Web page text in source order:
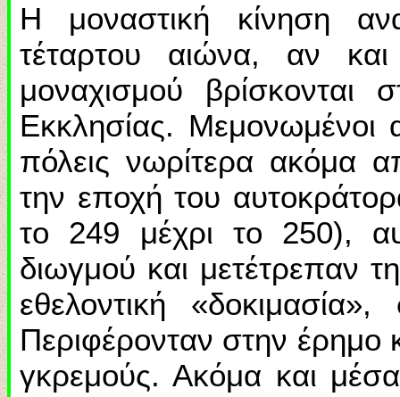
Η μοναστική κίνηση
τέταρτου αιώνα, αν
μοναχισμού βρίσκονται
Εκκλησίας. Μεμονωμένοι
πόλεις νωρίτερα ακόμα
την εποχή του
το 249 μέχρι το 250),
διωγμού και μετέτρεπαν
εθελοντική
Περιφέρονταν στην έρημο
γκρεμούς. Ακόμα και μέσα